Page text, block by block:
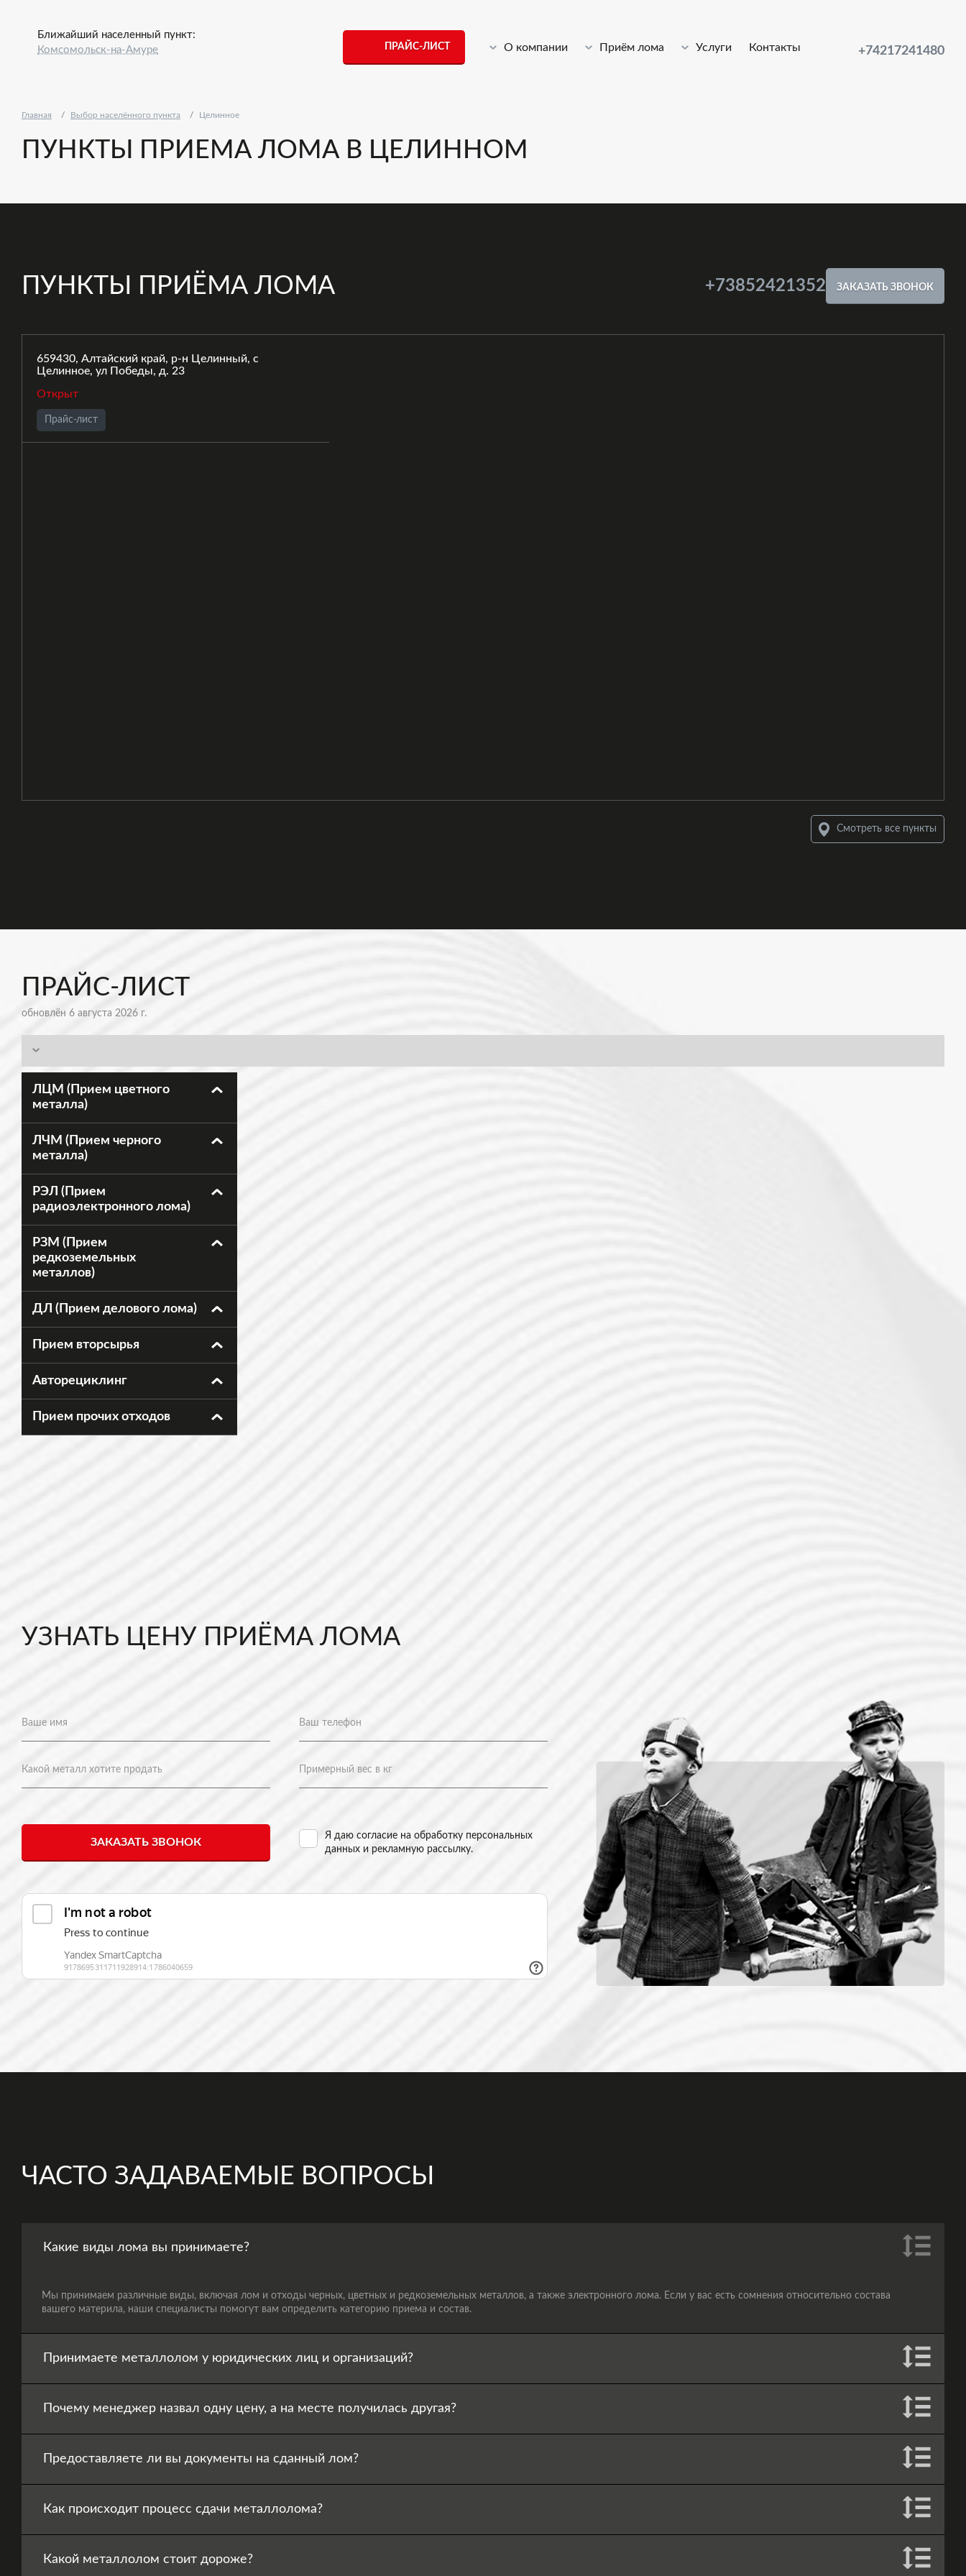
Ближайший населенный пункт:
Комсомольск-на-Амуре
ПРАЙС-ЛИСТ О компании Приём лома Услуги Контакты +74217241480
Главная Выбор населённого пункта Целинное
ПУНКТЫ ПРИЕМА ЛОМА В ЦЕЛИННОМ
ПУНКТЫ ПРИЁМА ЛОМА +73852421352 ЗАКАЗАТЬ ЗВОНОК
659430, Алтайский край, р-н Целинный, с
Целинное, ул Победы, д. 23
Открыт
Прайс-лист
Смотреть все пункты
ПРАЙС-ЛИСТ
обновлён 6 августа 2026 г.
ЛЦМ (Прием цветного
металла)
ЛЧМ (Прием черного
металла)
РЭЛ (Прием
радиоэлектронного лома)
РЗМ (Прием
редкоземельных
металлов)
ДЛ (Прием делового лома)
Прием вторсырья
Авторециклинг
Прием прочих отходов
УЗНАТЬ ЦЕНУ ПРИЁМА ЛОМА
Я даю согласие наобработку персональных
данных и рекламную рассылку.
ЧАСТО ЗАДАВАЕМЫЕ ВОПРОСЫ
Какие виды лома вы принимаете?
Мы принимаем различные виды, включая лом и отходы черных, цветных и редкоземельных металлов, а также электронного лома. Если у вас есть сомнения относительно состава
вашего материла, наши специалисты помогут вам определить категорию приема и состав.
Принимаете металлолом у юридических лиц и организаций?
Почему менеджер назвал одну цену, а на месте получилась другая?
Предоставляете ли вы документы на сданный лом?
Как происходит процесс сдачи металлолома?
Какой металлолом стоит дороже?